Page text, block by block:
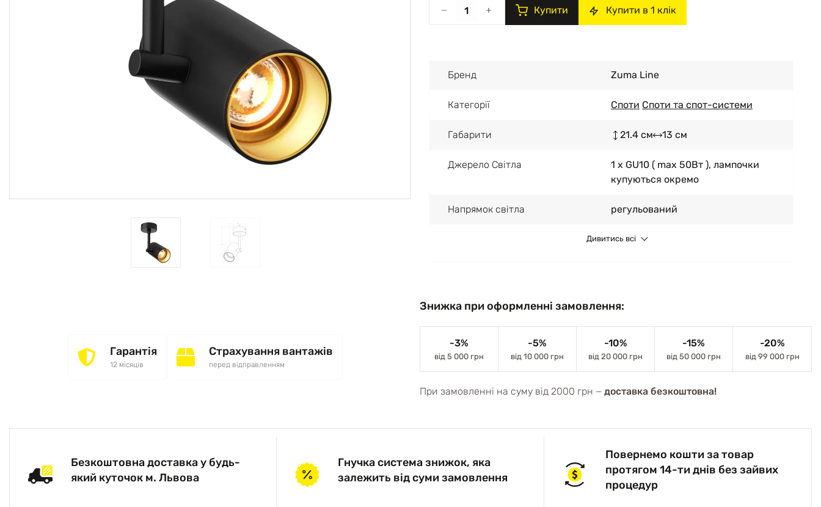
Купити Купити в 1 клік
Бренд Zuma Line
Категорії Споти Споти та спот-системи
Габарити 21.4 см 13 см
Джерело Світла
1 x GU10 ( max 50Вт ), лампочки
купуються окремо
Напрямок світла регульований
Дивитись всі
Гарантія
12 місяців
Страхування вантажів
перед відправленням
Знижка при оформленні замовлення:
-3%
від 5 000 грн
-5%
від 10 000 грн
-10%
від 20 000 грн
-15%
від 50 000 грн
-20%
від 99 000 грн
При замовленні на суму від 2000 грн − доставка безкоштовна!
Безкоштовна доставка у будь-
який куточок м. Львова
Гнучка система знижок, яка
залежить від суми замовлення
Повернемо кошти за товар
протягом 14-ти днів без зайвих
процедур